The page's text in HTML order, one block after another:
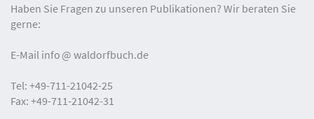
Haben Sie Fragen zu unseren Publikationen? Wir beraten Sie
gerne:
E-Mail info waldorfbuch.de
Tel: +49-711-21042-25
Fax: +49-711-21042-31